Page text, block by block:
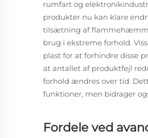
rumfart og
produkter nu kan klare
tilsætning af
brug i ekstreme forhold.
plast for at forhindre disse
at antallet af produktfejl
forhold ændres over tid.
funktioner, men bidrager
Fordele ved